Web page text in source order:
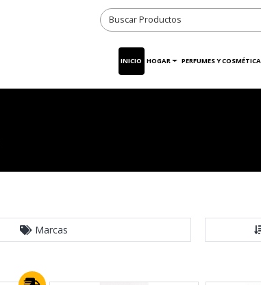
INICIO HOGAR PERFUMES Y COSMÉTICA
Marcas